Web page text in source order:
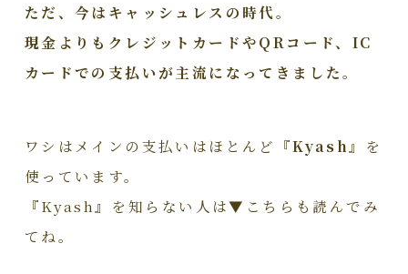
ただ、今はキャッシュレスの時代。
現金よりもクレジットカードやQRコード、IC
カードでの支払いが主流になってきました。
ワシはメインの支払いはほとんど 『Kyash』 を
使っています。
『Kyash』を知らない人は▼こちらも読んでみ
てね。